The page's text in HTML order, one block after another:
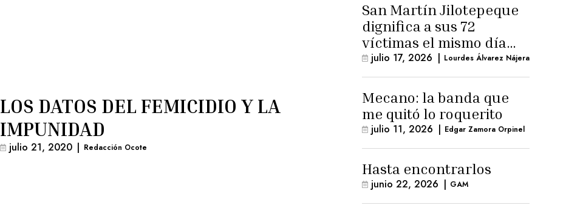
LOS DATOS DEL FEMICIDIO Y LA
IMPUNIDAD
julio 21, 2020 | Redacción Ocote
San Martín Jilotepeque
dignifica a sus 72
víctimas el mismo día
que Benedicto Lucas
logra arresto
domiciliario
julio 17, 2026 | Lourdes Álvarez Nájera
Mecano: la banda que
me quitó lo roquerito
julio 11, 2026 | Edgar Zamora Orpinel
Hasta encontrarlos
junio 22, 2026 | GAM